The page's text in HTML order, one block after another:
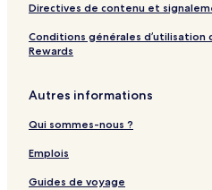
Directives de contenu et
Conditions générales d’utilisation
Rewards
Autres informations
Qui sommes-nous ?
Emplois
Guides de voyage